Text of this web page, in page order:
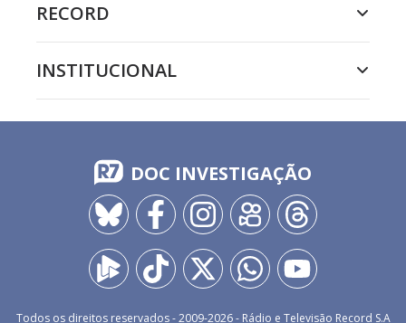
RECORD
INSTITUCIONAL
DOC INVESTIGAÇÃO
Todos os direitos reservados - 2009-2026- Rádio e Televisão Record S.A